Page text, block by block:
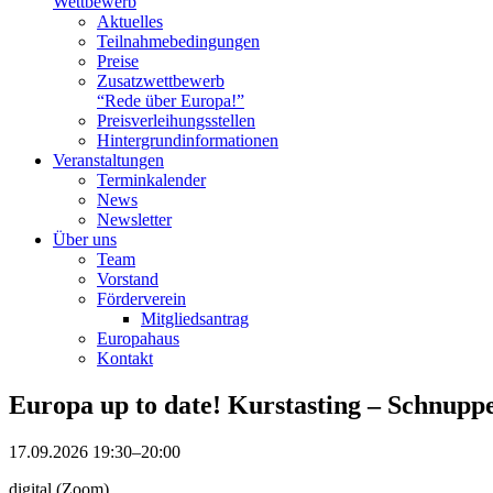
Aktuelles
Teilnahme­bedingungen
Preise
Zusatzwettbewerb
“Rede über Europa!”
Preisverleihungsstellen
Hintergrundinformationen
Veranstaltungen
Terminkalender
News
Newsletter
Über uns
Team
Vorstand
Förderverein
Mitgliedsantrag
Europahaus
Kontakt
Europa up to date! Kurstasting –
17.09.2026 19:30–20:00
digital (Zoom)